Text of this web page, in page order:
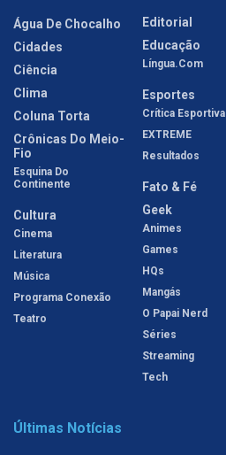
Água De Chocalho
Cidades
Ciência
Clima
Coluna Torta
Crônicas Do Meio-
Fio
Esquina Do
Continente
Cultura
Cinema
Literatura
Música
Programa Conexão
Teatro
Editorial
Educação
Língua.com
Esportes
Crítica Esportiva
EXTREME
Resultados
Fato & Fé
Geek
Animes
Games
HQs
Mangás
O Papai Nerd
Séries
Streaming
Tech
Últimas Notícias